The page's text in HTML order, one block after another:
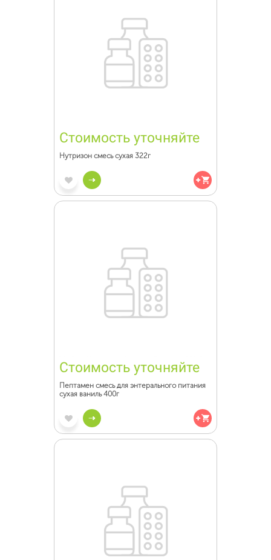
Стоимость уточняйте
Нутризон смесь сухая 322г
Стоимость уточняйте
Пептамен смесь для энтерального питания
сухая ваниль 400г